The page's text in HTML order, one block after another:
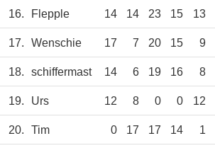
16. Flepple 14 14 23 15 13
17. Wenschie 17 7 20 15 9
18. schiffermast 14 6 19 16 8
19. Urs 12 8 0 0 12
20. Tim 0 17 17 14 1